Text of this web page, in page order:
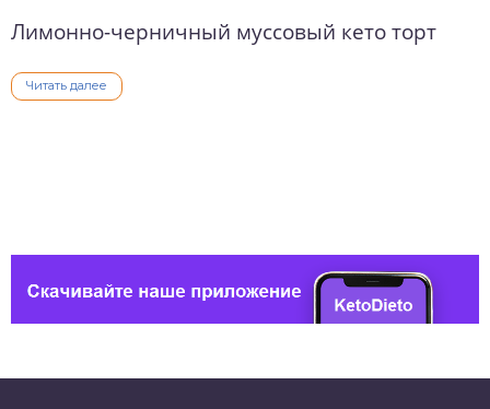
Лимонно-черничный муссовый кето торт
Читать далее